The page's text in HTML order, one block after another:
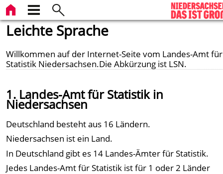
Leichte Sprache
Willkommen auf der Internet-Seite vom Landes-Amt für
Statistik Niedersachsen.Die Abkürzung ist LSN.
1. Landes-Amt für Statistik in
Niedersachsen
Deutschland besteht aus 16 Ländern.
Niedersachsen ist ein Land.
In Deutschland gibt es 14 Landes-Ämter für Statistik.
Jedes Landes-Amt für Statistik ist für 1 oder 2 Länder